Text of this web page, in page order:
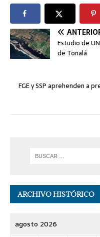
Estudio de
de Tonalá
FGE y SSP aprehenden a
ARCHIVO HISTÓRICO
agosto 2026